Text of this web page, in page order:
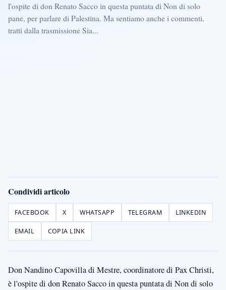
l'ospite di don Renato Sacco in questa puntata di Non di solo
pane, per parlare di Palestina. Ma sentiamo anche i commenti,
tratti dalla trasmissione Sia...
Condividi articolo
FACEBOOK X WHATSAPP TELEGRAM LINKEDIN
EMAIL COPIA LINK
Don Nandino Capovilla di Mestre, coordinatore di Pax Christi,
è l'ospite di don Renato Sacco in questa puntata di Non di solo